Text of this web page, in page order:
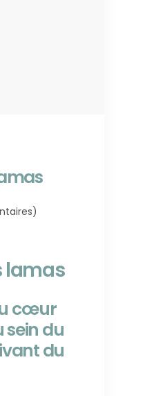
lamas
cœur
sein du
du